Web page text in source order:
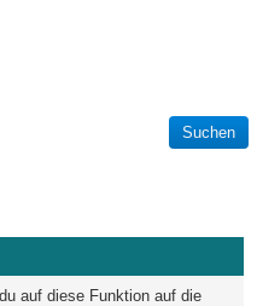
auf diese Funktion auf die